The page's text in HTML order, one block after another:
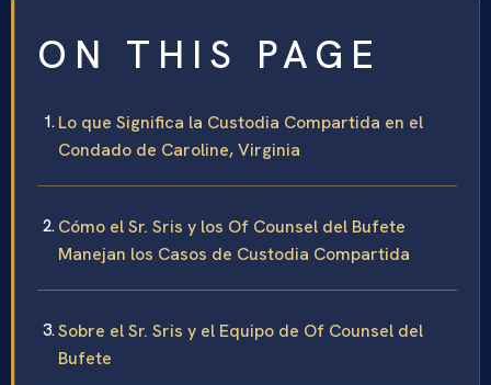
ON THIS PAGE
Lo que Significa la Custodia Compartida en el
Condado de Caroline, Virginia
Cómo el Sr. Sris y los Of Counsel del Bufete
Manejan los Casos de Custodia Compartida
Sobre el Sr. Sris y el Equipo de Of Counsel del
Bufete